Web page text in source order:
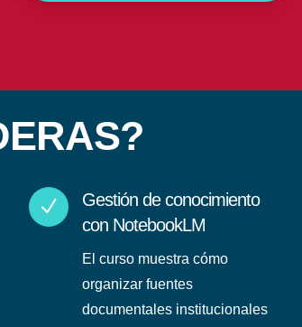
N
Gestión de conocimiento
con NotebookLM
El curso muestra cómo
organizar fuentes
documentales institucionales